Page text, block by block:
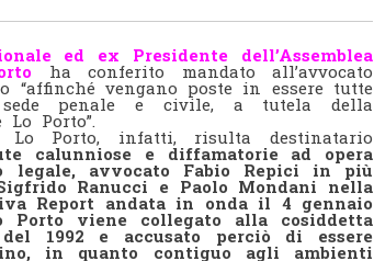
ed ex Presidente dell’Assemblea
ha conferito mandato all’avvocato
“affinché vengano poste in essere tutte
penale e civile, a tutela della
Porto”.
Porto, infatti, risulta destinatario
calunniose e diffamatorie ad opera
legale, avvocato Fabio Repici in più
Ranucci e Paolo Mondani nella
Report andata in onda il 4 gennaio
Porto viene collegato alla cosiddetta
1992 e accusato perciò di essere
in quanto contiguo agli ambienti